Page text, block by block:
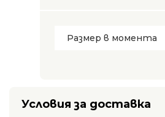
Размер в момента
Условия за доставка